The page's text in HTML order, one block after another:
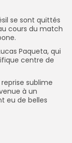
se sont quittés
cours du match
Paqueta, qui
centre de
sublime
à un
eu de belles